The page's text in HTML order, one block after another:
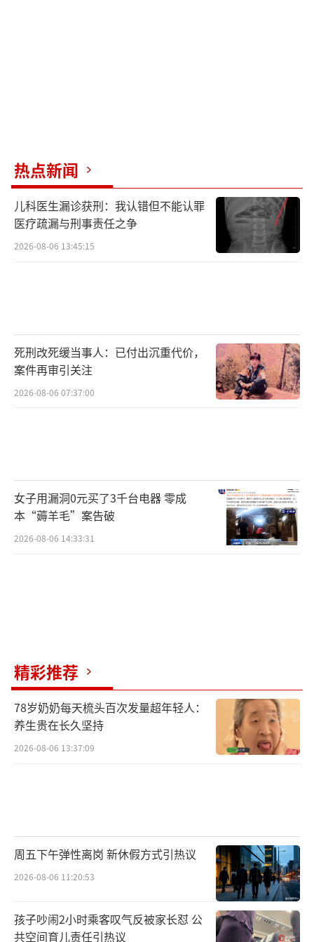
热点新闻
儿科医生漏诊获刑：我认错但不能认罪
医疗疏漏与刑事责任之争
2026-08-06 13:45:15
死刑改死缓当事人：已付出沉重代价，
案件再审引关注
2026-08-06 07:37:00
女子用漏洞0元买了3千台电器 零成
本“薅羊毛”案告破
2026-08-06 14:33:31
精彩推荐
78岁奶奶每天梳头百次发量超年轻人：
养生贵在长久坚持
2026-08-06 13:37:09
周五下午弹性离岗 新休假方式引热议
2026-08-06 11:20:53
孩子吵闹2小时乘客叹气反被家长怼 公
共空间育儿责任引热议